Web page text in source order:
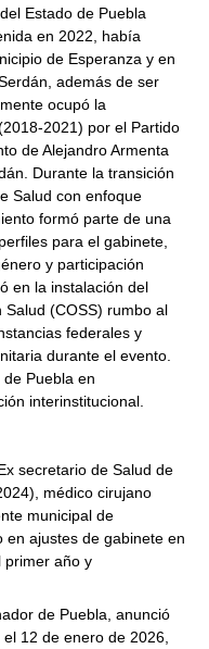
Estado de Puebla
en 2022, había
de Esperanza y en
además de ser
ocupó la
2021) por el Partido
de Alejandro Armenta
Durante la transición
Salud con enfoque
formó parte de una
para el gabinete,
y participación
en la instalación del
(COSS) rumbo al
federales y
durante el evento.
Puebla en
interinstitucional.
secretario de Salud de
médico cirujano
municipal de
en ajustes de gabinete en
primer año y
de Puebla, anunció
12 de enero de 2026,